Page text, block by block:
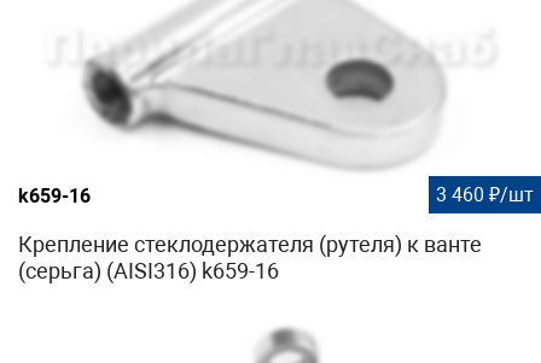
k659-16 3 460 ₽/шт
Крепление стеклодержателя (рутеля) к ванте
(серьга) (AISI316) k659-16